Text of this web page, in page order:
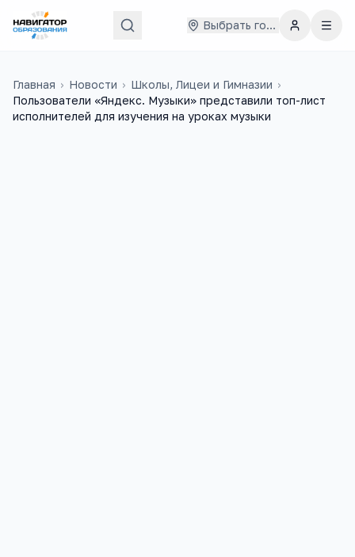
Выбрать город
Главная › Новости › Школы, Лицеи и Гимназии ›
Пользователи «Яндекс. Музыки» представили топ-лист
исполнителей для изучения на уроках музыки